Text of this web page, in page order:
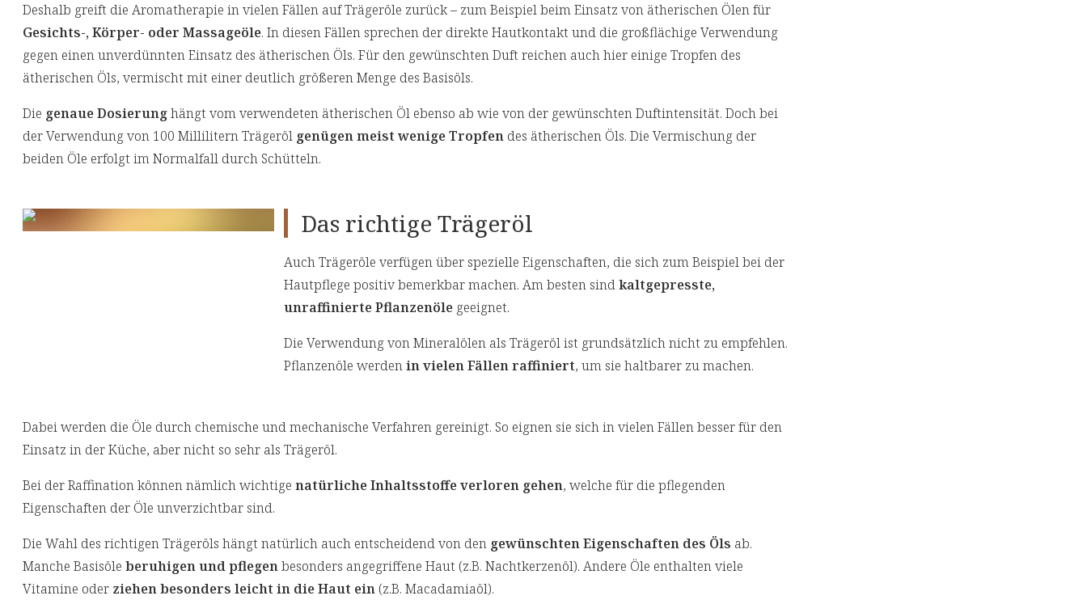
Deshalb greift die Aromatherapie in vielen Fällen auf Trägeröle zurück – zum Beispiel beim Einsatz von ätherischen Ölen für
Gesichts-, Körper- oder Massageöle. In diesen Fällen sprechen der direkte Hautkontakt und die großflächige Verwendung
gegen einen unverdünnten Einsatz des ätherischen Öls. Für den gewünschten Duft reichen auch hier einige Tropfen des
ätherischen Öls, vermischt mit einer deutlich größeren Menge des Basisöls.
Die genaue Dosierunghängt vom verwendeten ätherischen Öl ebenso ab wie von der gewünschten Duftintensität. Doch bei
der Verwendung von 100 Millilitern Trägeröl genügen meist wenige Tropfen des ätherischen Öls. Die Vermischung der
beiden Öle erfolgt im Normalfall durch Schütteln.
Das richtige Trägeröl
Auch Trägeröle verfügen über spezielle Eigenschaften, die sich zum Beispiel bei der
Hautpflege positiv bemerkbar machen. Am besten sindkaltgepresste,
unraffinierte Pflanzenölegeeignet.
Die Verwendung von Mineralölen als Trägeröl ist grundsätzlich nicht zu empfehlen.
Pflanzenöle werdenin vielen Fällen raffiniert, um sie haltbarer zu machen.
Dabei werden die Öle durch chemische und mechanische Verfahren gereinigt. So eignen sie sich in vielen Fällen besser für den
Einsatz in der Küche, aber nicht so sehr als Trägeröl.
Bei der Raffination können nämlich wichtige natürliche Inhaltsstoffe verloren gehen, welche für die pflegenden
Eigenschaften der Öle unverzichtbar sind.
Die Wahl des richtigen Trägeröls hängt natürlich auch entscheidend von den gewünschten Eigenschaften des Öls ab.
Manche Basisöle beruhigen und pflegenbesonders angegriffene Haut (z.B. Nachtkerzenöl). Andere Öle enthalten viele
Vitamine oder ziehen besonders leicht in die Haut ein (z.B. Macadamiaöl).